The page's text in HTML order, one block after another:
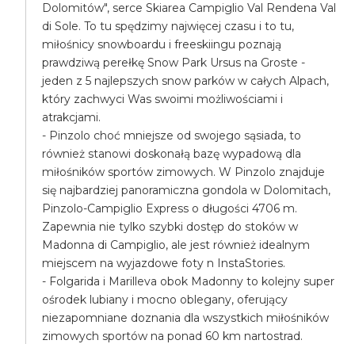
Dolomitów", serce Skiarea Campiglio Val Rendena Val
di Sole. To tu spędzimy najwięcej czasu i to tu,
miłośnicy snowboardu i freeskiingu poznają
prawdziwą perełkę Snow Park Ursus na Groste -
jeden z 5 najlepszych snow parków w całych Alpach,
który zachwyci Was swoimi możliwościami i
atrakcjami.
- Pinzolo choć mniejsze od swojego sąsiada, to
również stanowi doskonałą bazę wypadową dla
miłośników sportów zimowych. W Pinzolo znajduje
się najbardziej panoramiczna gondola w Dolomitach,
Pinzolo-Campiglio Express o długości 4706 m.
Zapewnia nie tylko szybki dostęp do stoków w
Madonna di Campiglio, ale jest również idealnym
miejscem na wyjazdowe foty n InstaStories.
- Folgarida i Marilleva obok Madonny to kolejny super
ośrodek lubiany i mocno oblegany, oferujący
niezapomniane doznania dla wszystkich miłośników
zimowych sportów na ponad 60 km nartostrad.